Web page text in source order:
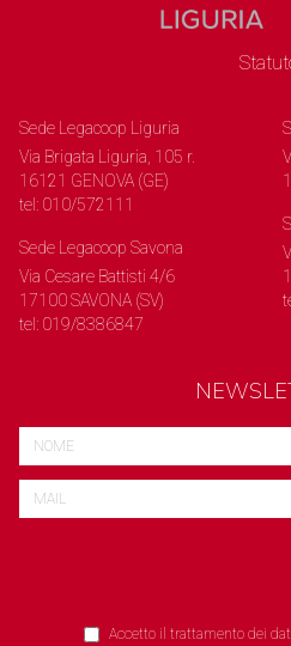
Sede Legacoop Liguria
Via Brigata Liguria, 105 r.
16121 GENOVA (GE)
tel: 010/572111
Sede Legacoop Savona
Via Cesare Battisti 4/6
17100 SAVONA (SV)
tel: 019/8386847
Accetto il trattamento dei